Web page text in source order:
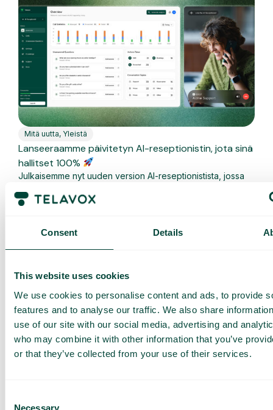
Consent Details
This website uses cookies
We use cookies to personalise content and ads, to provide
features and to analyse our traffic. We also share
use of our site with our social media, advertising and
who may combine it with other information that you’ve
or that they’ve collected from your use of their services.
Necessary
Mitä uutta, Yleistä
Lanseeraamme päivitetyn AI-reseptionistin, jota sinä
hallitset 100%
Julkaisemme nyt uuden version AI-reseptionistista, jossa
reseptionistin suoraan...